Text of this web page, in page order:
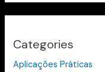
Categories
Aplicações Práticas